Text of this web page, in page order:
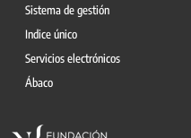
Sistema de gestión
Indice único
Servicios electrónicos
Ábaco